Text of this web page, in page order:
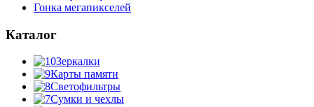
Гонка мегапикселей
Каталог
Зеркалки
Карты памяти
Светофильтры
Сумки и чехлы